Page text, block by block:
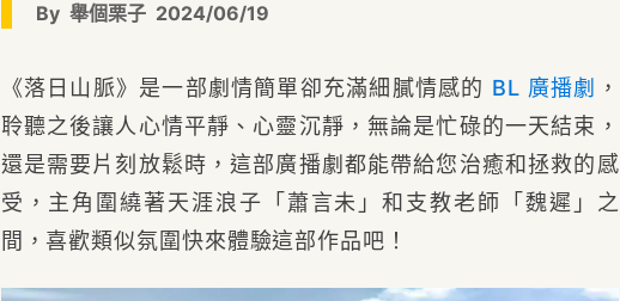
By 舉個栗子 2024/06/19
《落日山脈》是一部劇情簡單卻充滿細膩情感的 BL 廣播劇
，
聆聽之後讓人心情平靜、心靈沉靜，無論是忙碌的一天結束，
還是需要片刻放鬆時，這部廣播劇都能帶給您治癒和拯救的感
受，主角圍繞著天涯浪子「蕭言未」和支教老師「魏遲」之
間，喜歡類似氛圍快來體驗這部作品吧！